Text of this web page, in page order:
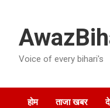
content
Voice of every bihari's
होम ताजा खबर